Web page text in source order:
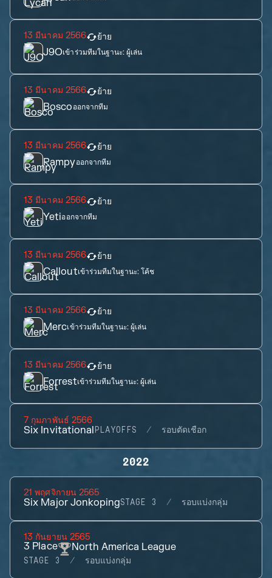
13 มีนาคม 2566 ย้าย
J9Oเข้าร่วมทีมในฐานะ: ผู้เล่น
13 มีนาคม 2566 ย้าย
Boscoออกจากทีม
13 มีนาคม 2566 ย้าย
Rampyออกจากทีม
13 มีนาคม 2566 ย้าย
Yetiออกจากทีม
13 มีนาคม 2566 ย้าย
Calloutเข้าร่วมทีมในฐานะ:โค้ช
13 มีนาคม 2566 ย้าย
Mercเข้าร่วมทีมในฐานะ: ผู้เล่น
13 มีนาคม 2566 ย้าย
Forrestเข้าร่วมทีมในฐานะ:ผู้เล่น
7 กุมภาพันธ์ 2566
Six Invitational PLAYOFFS รอบตัดเชือก
2022
21 พฤศจิกายน 2565
Six Major JonkopingSTAGE 3 รอบแบ่งกลุ่ม
13 กันยายน 2565
3 Place North America League
STAGE 3 รอบแบ่งกลุ่ม